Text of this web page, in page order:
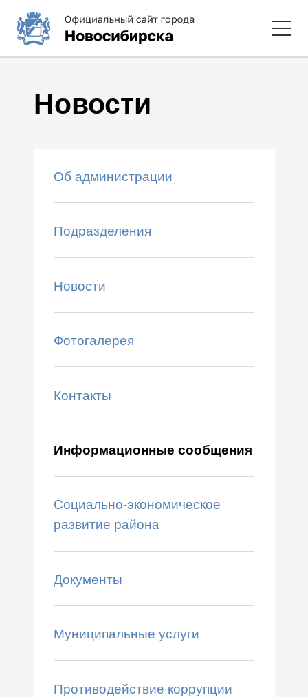
Новости
Об администрации
Подразделения
Новости
Фотогалерея
Контакты
Информационные сообщения
Социально-экономическое
развитие района
Документы
Муниципальные услуги
Противодействие коррупции